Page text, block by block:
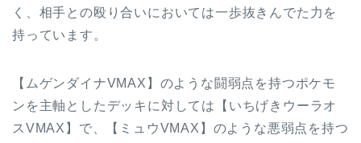
く、相手との殴り合いにおいては一歩抜きんでた力を
持っています。
【ムゲンダイナVMAX】のような闘弱点を持つポケモ
ンを主軸としたデッキに対しては【いちげきウーラオ
スVMAX】で、【ミュウVMAX】のような悪弱点を持つ